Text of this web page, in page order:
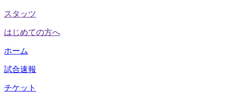
スタッツ
はじめての方へ
ホーム
試合速報
チケット